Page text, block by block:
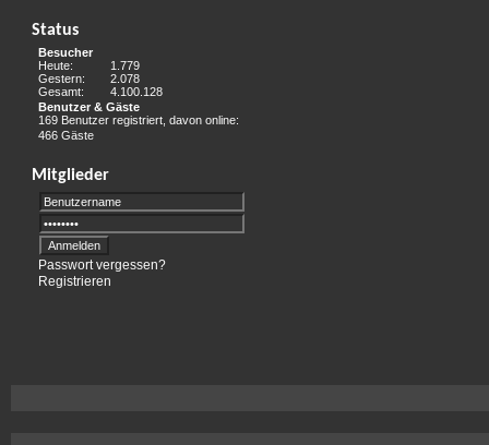
Status
Besucher
Heute:
1.779
Gestern:
2.078
Gesamt:
4.100.128
Benutzer & Gäste
169 Benutzer registriert, davon online:
466 Gäste
Mitglieder
Passwort vergessen?
Registrieren